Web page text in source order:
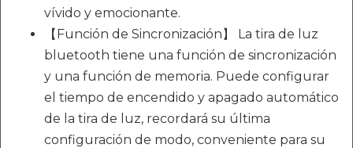
vívido y emocionante.
【Función de Sincronización】 La tira de luz
bluetooth tiene una función de sincronización
y una función de memoria. Puede configurar
el tiempo de encendido y apagado automático
de la tira de luz, recordará su última
configuración de modo, conveniente para su